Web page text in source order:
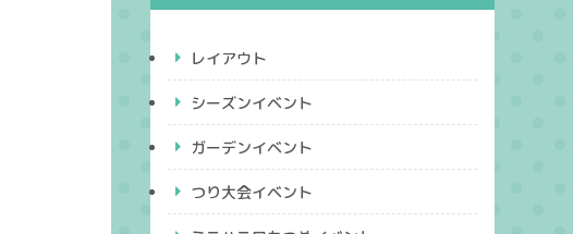
レイアウト
シーズンイベント
ガーデンイベント
つり大会イベント